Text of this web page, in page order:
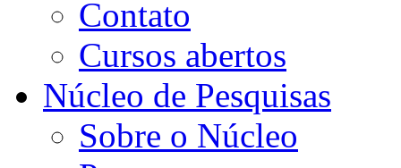
Contato
Cursos abertos
Núcleo de Pesquisas
Sobre o Núcleo